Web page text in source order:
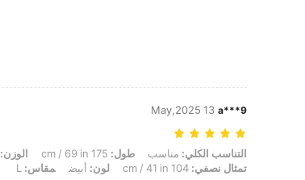
a***9
13 May,2025
التناسب الكلي: مناسب, طول: 175 cm / 69 in, الوزن: 90 kg / 198 lbs, الخصر: 85 cm / 33 in, الوركين: 100 cm / 39 in, تمثال نصفي: 104 cm / 41 in, لون: أبيض, مقاس: L
التناسب الكلي: مناسب طول: الوزن:
تمثال نصفي:
لون: أبيض مقاس: